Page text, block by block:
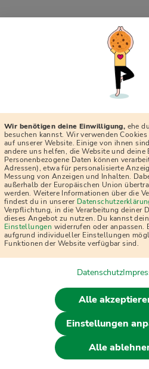
Kurs
Joud
und Motivation
Wir benötigen deine Einwilligung, ehe
besuchen kannst. Wir verwenden
auf unserer Website. Einige von ihnen
andere uns helfen, die Website und deine
Personenbezogene Daten können
Adressen), etwa für personalisierte
Messung von Anzeigen und Inhalten.
außerhalb der Europäischen Union
werden. Weitere Informationen über die
findest du in unserer
Verpflichtung, in die Verarbeitung deiner
dieses Angebot zu nutzen. Du kannst
Einstellungen widerrufen oder anpassen.
aufgrund individueller Einstellungen
Funktionen der Website verfügbar sind.
Datenschutz
Alle
Einstellungen
Alle